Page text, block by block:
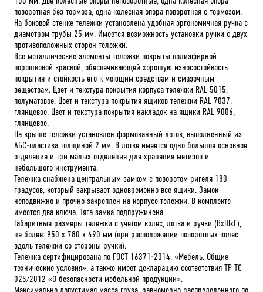
поворотная без тормоза, одна колесная опора поворотная с тормозом.
На боковой стенке тележки установлена удобная эргономичная ручка с
диаметром трубы 25 мм. Имеется возможность установки ручки с двух
противоположных сторон тележки.
Все металлические элементы тележки покрыты полиэфирной
порошковой краской, обеспечивающей хорошую износостойкость
покрытия и стойкость его к моющим средствам и смазочным
веществам. Цвет и текстура покрытия корпуса тележки RAL 5015,
полуматовое. Цвет и текстура покрытия ящиков тележки RAL 7037,
глянцевое. Цвет и текстура покрытия накладок на ящики RAL 9006,
глянцевое.
На крыше тележки установлен формованный лоток, выполненный из
АБС-пластика толщиной 2 мм. В лотке имеется одно большое основное
отделение и три малых отделения для хранения метизов и
небольшого инструмента.
Тележка снабжена центральным замком с поворотом ригеля 180
градусов, который закрывает одновременно все ящики. Замок
неподвижно и прочно закреплен на корпусе тележки. В комплекте
имеется два ключа. Тяга замка подпружинена.
Габаритные размеры тележки с учетом колес, лотка и ручки (ВхШхГ),
не более: 950 х 780 х 490 мм (при расположении поворотных колес
вдоль тележки со стороны ручки).
Тележка сертифицирована по ГОСТ 16371-2014. «Мебель. Общие
технические условия», а также имеет декларацию соответствия ТР ТС
025/2012 «О безопасности мебельной продукции».
Максимально допустимая масса груза, равномерно распределенного по